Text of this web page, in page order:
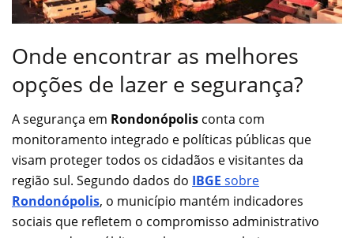
Onde encontrar as melhores
opções de lazer e segurança?
A segurança em Rondonópolis conta com
monitoramento integrado e políticas públicas que
visam proteger todos os cidadãos e visitantes da
região sul. Segundo dados do IBGE sobre
Rondonópolis, o município mantém indicadores
sociais que refletem o compromisso administrativo